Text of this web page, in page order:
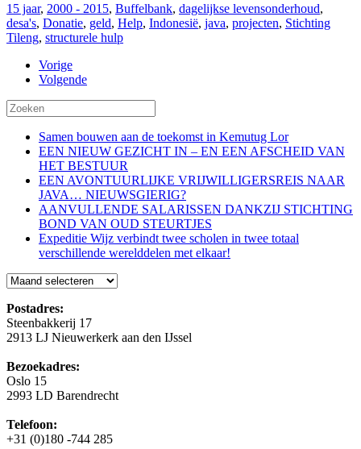
15 jaar, 2000 - 2015, Buffelbank, dagelijkse levensonderhoud,
desa's, Donatie, geld, Help, Indonesië, java, projecten, Stichting
Tileng, structurele hulp
Vorige
Volgende
Samen bouwen aan de toekomst in Kemutug Lor
EEN NIEUW GEZICHT IN – EN EEN AFSCHEID VAN
HET BESTUUR
EEN AVONTUURLIJKE VRIJWILLIGERSREIS NAAR
JAVA… NIEUWSGIERIG?
AANVULLENDE SALARISSEN DANKZIJ STICHTING
BOND VAN OUD STEURTJES
Expeditie Wijz verbindt twee scholen in twee totaal
verschillende werelddelen met elkaar!
Blog
Postadres:
Steenbakkerij 17
2913 LJ Nieuwerkerk aan den IJssel
Bezoekadres:
Oslo 15
2993 LD Barendrecht
Telefoon:
+31 (0)180 -744 285